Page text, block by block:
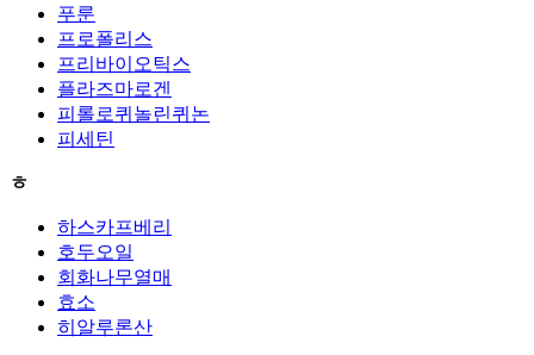
푸룬
프로폴리스
프리바이오틱스
플라즈마로겐
피롤로퀴놀린퀴논
피세틴
ㅎ
하스카프베리
호두오일
회화나무열매
효소
히알루론산